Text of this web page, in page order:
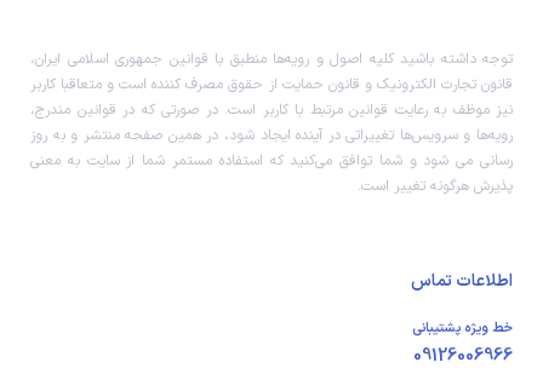
توجه داشته باشید کلیه اصول و رویه‏‌ها منطبق با قوانین جمهوری اسلامی ایران،
قانون تجارت الکترونیک و قانون حمایت از حقوق مصرف کننده است و متعاقبا کاربر
نیز موظف به رعایت قوانین مرتبط با کاربر است. در صورتی که در قوانین مندرج،
رویه‏‌ها و سرویس‏‌ها تغییراتی در آینده ایجاد شود، در همین صفحه منتشر و به روز
رسانی می شود و شما توافق می‏‌کنید که استفاده مستمر شما از سایت به معنی
پذیرش هرگونه تغییر است.
اطلاعات تماس
خط ویژه پشتیبانی
09126006966